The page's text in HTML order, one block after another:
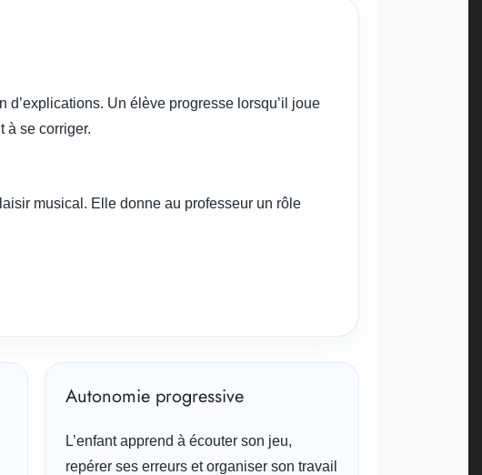
Un élève progresse lorsqu’il joue
à se corriger.
musical. Elle donne au professeur un rôle
Autonomie progressive
L’enfant apprend à écouter son jeu,
repérer ses erreurs et organiser son travail